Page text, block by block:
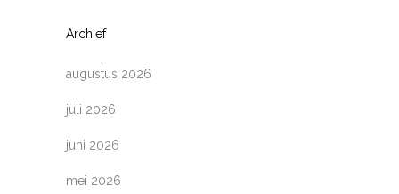
Archief
augustus 2026
juli 2026
juni 2026
mei 2026